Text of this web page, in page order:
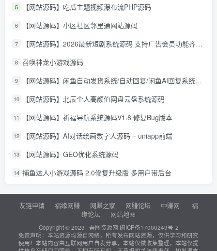
5 【网站源码】吃瓜主题视频瀑布流PHP源码
6 【网站源码】小区社区邻里通网站源码
7 【网站源码】2026最新短剧系统源码 支持广告会员功能齐全短剧源码
8 召唤神龙小游戏源码
9 【网站源码】闲鱼自动发货系统/自动回复/闲鱼AI回复系统源码
10 【网站源码】北辰个人高颜值网盘云盘系统源码
11 【网站源码】祈福导航系统源码V1.8 修复Bug版本
12 【网站源码】AI对话绘画数字人源码 – uniapp前端
13 【网站源码】GEO优化系统源码
14 捕鱼达人小游戏源码 2.0修复升级版 多用户带后台
友链申请 福缘网赚 网赚之家 网赚论坛 中赚网
福
缘论坛
网站地图
Copyright © 2023 · 吾图资源网 闽ICP备17000249号-2
免责声明：本站资源均源自网络，所有发布网站资源，仅供学习和研究
使用！本站内容由互联网用户自发分享，本站仅做收集整理，本站仅提